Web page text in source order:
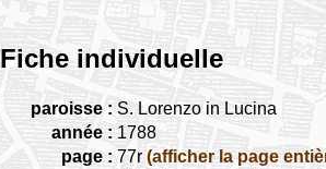
Fiche individuelle
paroisse : S. Lorenzo in Lucina
année : 1788
page : 77r (afficher la page